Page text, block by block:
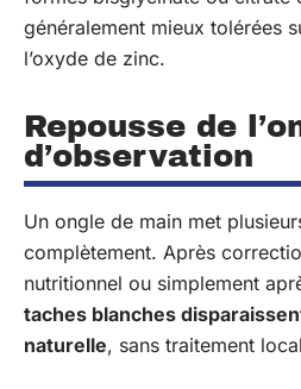
généralement mieux tolérées
l’oxyde de zinc.
Repousse de
d’observation
Un ongle de main met
complètement. Après
nutritionnel ou simplement
taches blanches
naturelle, sans traitement